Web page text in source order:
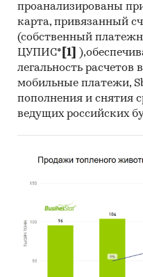
проанализированы
карта, привязанный
(собственный
ЦУПИС* [1]
легальность расчетов
мобильные платежи,
пополнения и снятия
ведущих российских